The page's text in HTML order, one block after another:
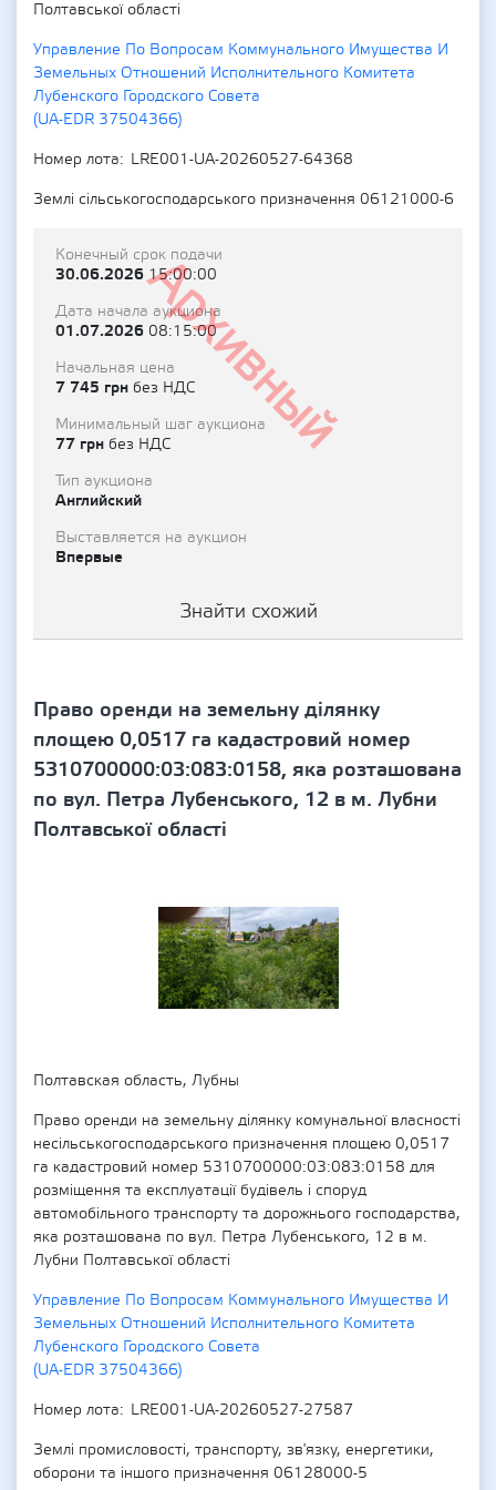
Полтавської області
Управление По Вопросам Коммунального Имущества И
Земельных Отношений Исполнительного Комитета
Лубенского Городского Совета
(UA-EDR 37504366)
Номер лота
LRE001-UA-20260527-64368
Землі сільськогосподарського призначення 06121000-6
Архивный
Конечный срок подачи
30.06.202615:00:00
Дата начала аукциона
01.07.2026 08:15:00
Начальная цена
7 745 грн без НДС
Минимальный шаг аукциона
77 грн без НДС
Тип аукциона
Английский
Выставляется на аукцион
Впервые
Знайти схожий
Право оренди на земельну ділянку
площею 0,0517 га кадастровий номер
5310700000:03:083:0158, яка розташована
по вул. Петра Лубенського, 12 в м. Лубни
Полтавської області
Полтавская область, Лубны
Право оренди на земельну ділянку комунальної власності
несільськогосподарського призначення площею 0,0517
га кадастровий номер 5310700000:03:083:0158 для
розміщення та експлуатації будівель і споруд
автомобільного транспорту та дорожнього господарства,
яка розташована по вул. Петра Лубенського, 12 в м.
Лубни Полтавської області
Управление По Вопросам Коммунального Имущества И
Земельных Отношений Исполнительного Комитета
Лубенского Городского Совета
(UA-EDR 37504366)
Номер лота
LRE001-UA-20260527-27587
Землі промисловості, транспорту, зв'язку, енергетики,
оборони та іншого призначення 06128000-5